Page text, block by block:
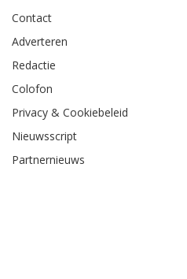
Contact
Adverteren
Redactie
Colofon
Privacy & Cookiebeleid
Nieuwsscript
Partnernieuws